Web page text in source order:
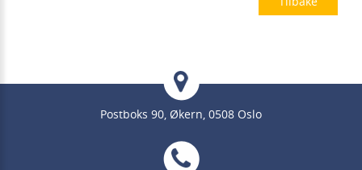
Postboks 90, Økern, 0508 Oslo